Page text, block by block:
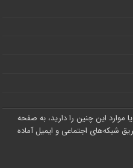
موارد این چنین را دارید، به صفحه
شبکه‌های اجتماعی و ایمیل آماده